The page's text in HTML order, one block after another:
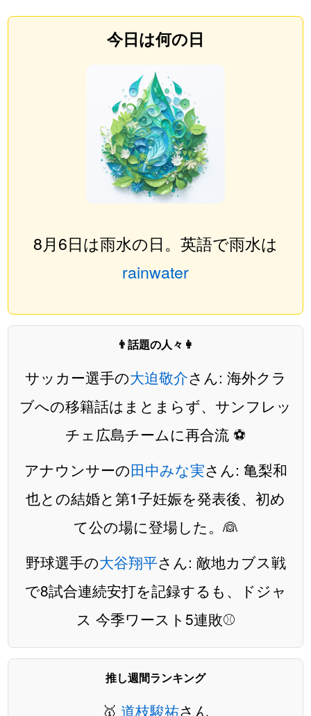
今日は何の日
8月6日は雨水の日。英語で雨水は
rainwater
👨話題の人々👩
サッカー選手の大迫敬介さん: 海外クラ
ブへの移籍話はまとまらず、サンフレッ
チェ広島チームに再合流 ⚽️
アナウンサーの田中みな実さん: 亀梨和
也との結婚と第1子妊娠を発表後、初め
て公の場に登場した。👰
野球選手の大谷翔平さん: 敵地カブス戦
で8試合連続安打を記録するも、ドジャ
ス 今季ワースト5連敗⚾️
推し週間ランキング
🥇 道枝駿祐さん